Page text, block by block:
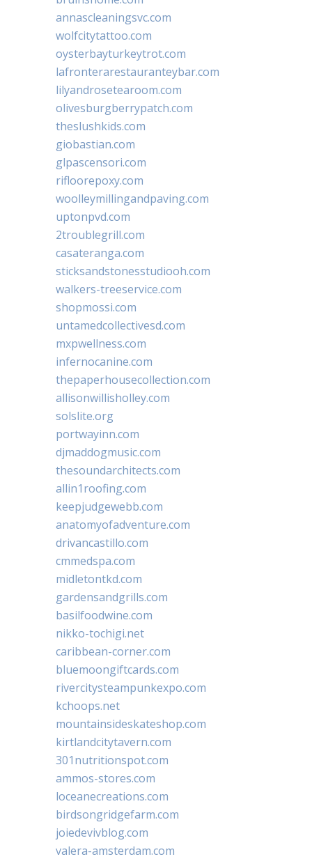
annascleaningsvc.com
wolfcitytattoo.com
oysterbayturkeytrot.com
lafronterarestauranteybar.com
lilyandrosetearoom.com
olivesburgberrypatch.com
theslushkids.com
giobastian.com
glpascensori.com
rifloorepoxy.com
woolleymillingandpaving.com
uptonpvd.com
2troublegrill.com
casateranga.com
sticksandstonesstudiooh.com
walkers-treeservice.com
shopmossi.com
untamedcollectivesd.com
mxpwellness.com
infernocanine.com
thepaperhousecollection.com
allisonwillisholley.com
solslite.org
portwayinn.com
djmaddogmusic.com
thesoundarchitects.com
allin1roofing.com
keepjudgewebb.com
anatomyofadventure.com
drivancastillo.com
cmmedspa.com
midletontkd.com
gardensandgrills.com
basilfoodwine.com
nikko-tochigi.net
caribbean-corner.com
bluemoongiftcards.com
rivercitysteampunkexpo.com
kchoops.net
mountainsideskateshop.com
kirtlandcitytavern.com
301nutritionspot.com
ammos-stores.com
loceanecreations.com
birdsongridgefarm.com
joiedevivblog.com
valera-amsterdam.com